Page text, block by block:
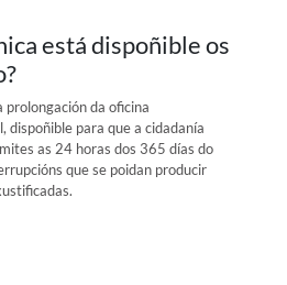
está dispoñible os
prolongación da oficina
para que a cidadanía
as 24 horas dos 365 días do
que se poidan producir